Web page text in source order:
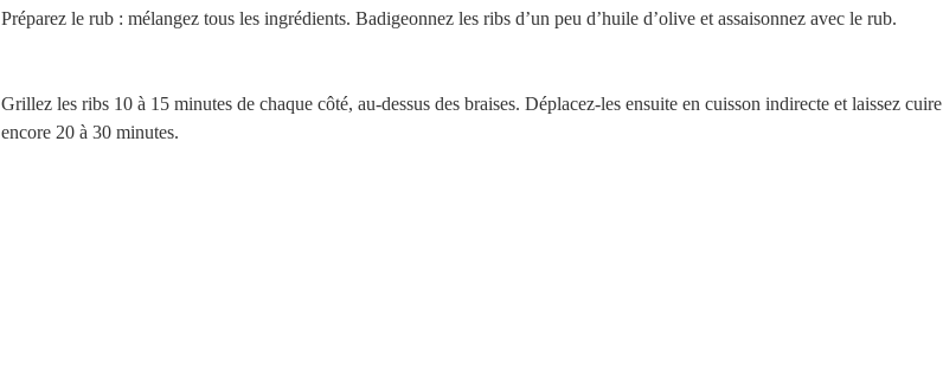
Préparez le rub : mélangez tous les ingrédients. Badigeonnez les ribs d’un peu d’huile d’olive et assaisonnez avec le rub.
Grillez les ribs 10 à 15 minutes de chaque côté, au-dessus des braises. Déplacez-les ensuite en cuisson indirecte et laissez cuire
encore 20 à 30 minutes.